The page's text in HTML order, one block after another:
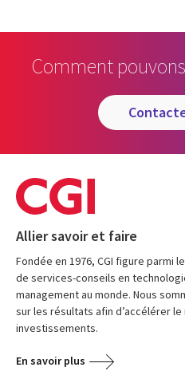
Comment
Allier savoir et faire
Fondée en 1976, CGI figure parmi
de services-conseils en
management au monde. Nous
sur les résultats afin d’accélérer
investissements.
En savoir plus